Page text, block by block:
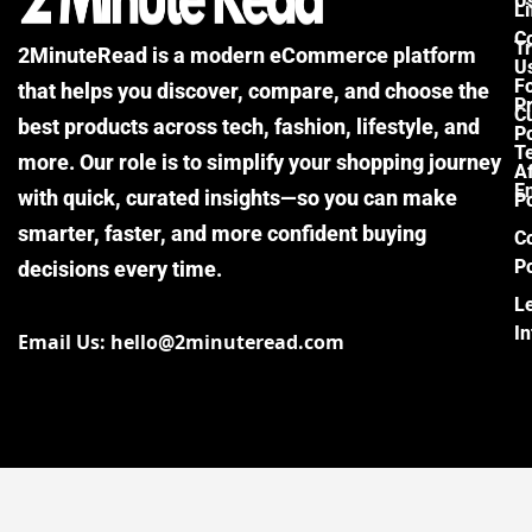
2MinuteRead is a modern eCommerce platform
that helps you discover, compare, and choose the
best products across tech, fashion, lifestyle, and
more. Our role is to simplify your shopping journey
with quick, curated insights—so you can make
smarter, faster, and more confident buying
decisions every time.
Email Us: hello@2minuteread.com